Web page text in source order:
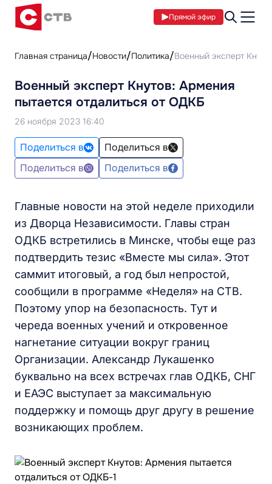
Прямой эфир
Главная страница Новости Политика Военный эксперт
Военный эксперт Кнутов: Армения
пытается отдалиться от ОДКБ
26 ноября 2023 16:40
Поделиться в
Поделиться в
Поделиться в
Поделиться в
Главные новости на этой неделе приходили
из Дворца Независимости. Главы стран
ОДКБ встретились в Минске, чтобы еще раз
подтвердить тезис «Вместе мы сила». Этот
саммит итоговый, а год был непростой,
сообщили в программе «Неделя» на СТВ.
Поэтому упор на безопасность. Тут и
череда военных учений и откровенное
нагнетание ситуации вокруг границ
Организации. Александр Лукашенко
буквально на всех встречах глав ОДКБ, СНГ
и ЕАЭС выступает за максимальную
поддержку и помощь друг другу в решение
возникающих проблем.